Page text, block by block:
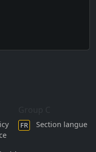
FR Section langue